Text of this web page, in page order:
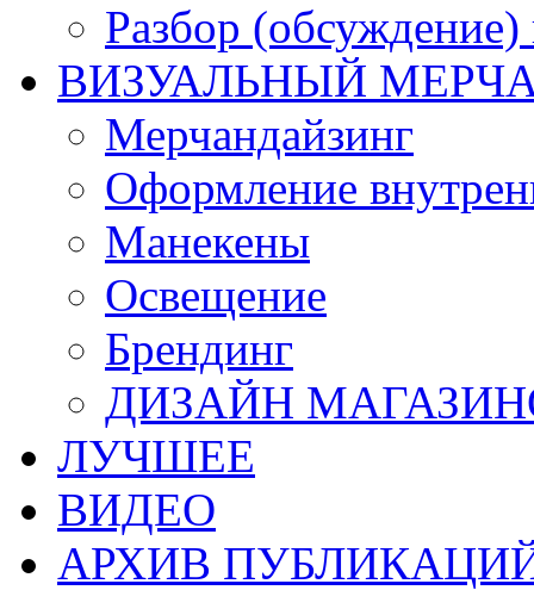
Разбор (обсуждение)
ВИЗУАЛЬНЫЙ
Мерчандайзинг
Оформление
Манекены
Освещение
Брендинг
ДИЗАЙН
ЛУЧШЕЕ
ВИДЕО
АРХИВ